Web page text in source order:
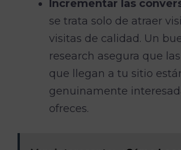
Incrementar las
se trata solo de atraer
visitas de calidad. Un
research asegura que
que llegan a tu sitio
genuinamente
ofreces.